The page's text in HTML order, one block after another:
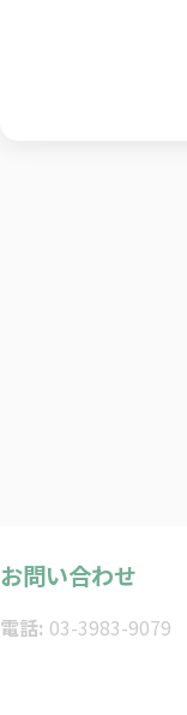
お問い合わせ
電話: 03-3983-9079